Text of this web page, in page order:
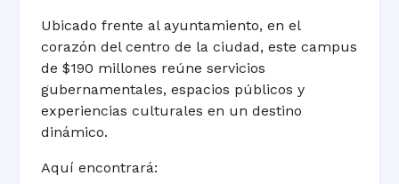
Ubicado frente al ayuntamiento, en el
corazón del centro de la ciudad, este campus
de $190 millones reúne servicios
gubernamentales, espacios públicos y
experiencias culturales en un destino
dinámico.
Aquí encontrará: